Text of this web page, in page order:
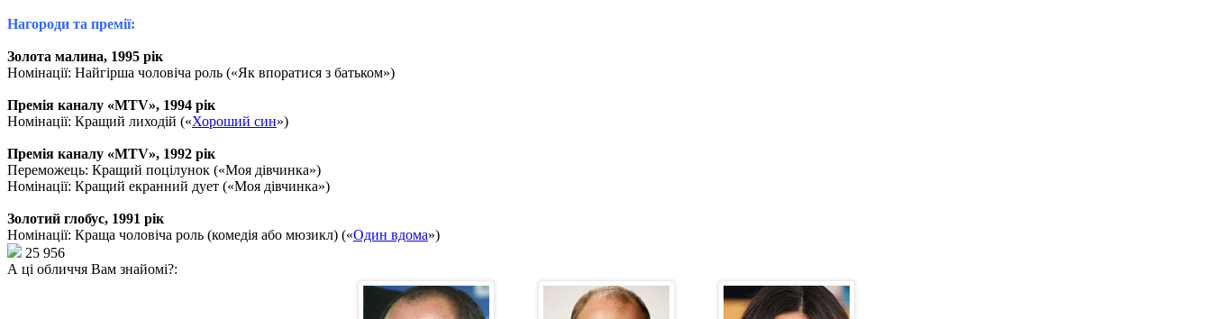
Нагороди та премії:
Золота малина, 1995 рік
Номінації: Найгірша чоловіча роль («Як впоратися з батьком»)
Премія каналу «MTV», 1994 рік
Номінації: Кращий лиходій («Хороший син»)
Премія каналу «MTV», 1992 рік
Переможець: Кращий поцілунок («Моя дівчинка»)
Номінації: Кращий екранний дует («Моя дівчинка»)
Золотий глобус, 1991 рік
Номінації: Краща чоловіча роль (комедія або мюзикл) («Один вдома»)
25 956
А ці обличчя Вам знайомі?: